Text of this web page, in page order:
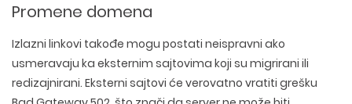
Promene domena
Izlazni linkovi takođe mogu postati neispravni ako
usmeravaju ka eksternim sajtovima koji su migrirani ili
redizajnirani. Eksterni sajtovi će verovatno vratiti grešku